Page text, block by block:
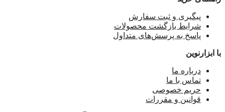
پیگیری و ثبت سفارش
شرایط بازگشت محصولات
پاسخ به پرسش‌های متداول
با ابزارنوین
درباره ما
تماس با ما
حریم خصوصی
قوانین و مقررات